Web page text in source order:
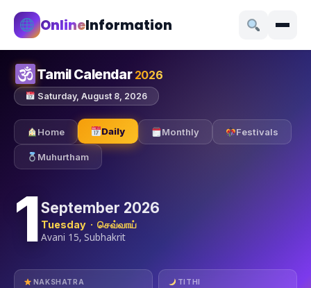
OnlineInformation
Tamil Calendar 2026
Saturday, August 8, 2026
Home Daily Monthly Festivals
Muhurtham
1September 2026
Tuesday · செவ்வாய்
Avani 15, Subhakrit
NAKSHATRA TITHI